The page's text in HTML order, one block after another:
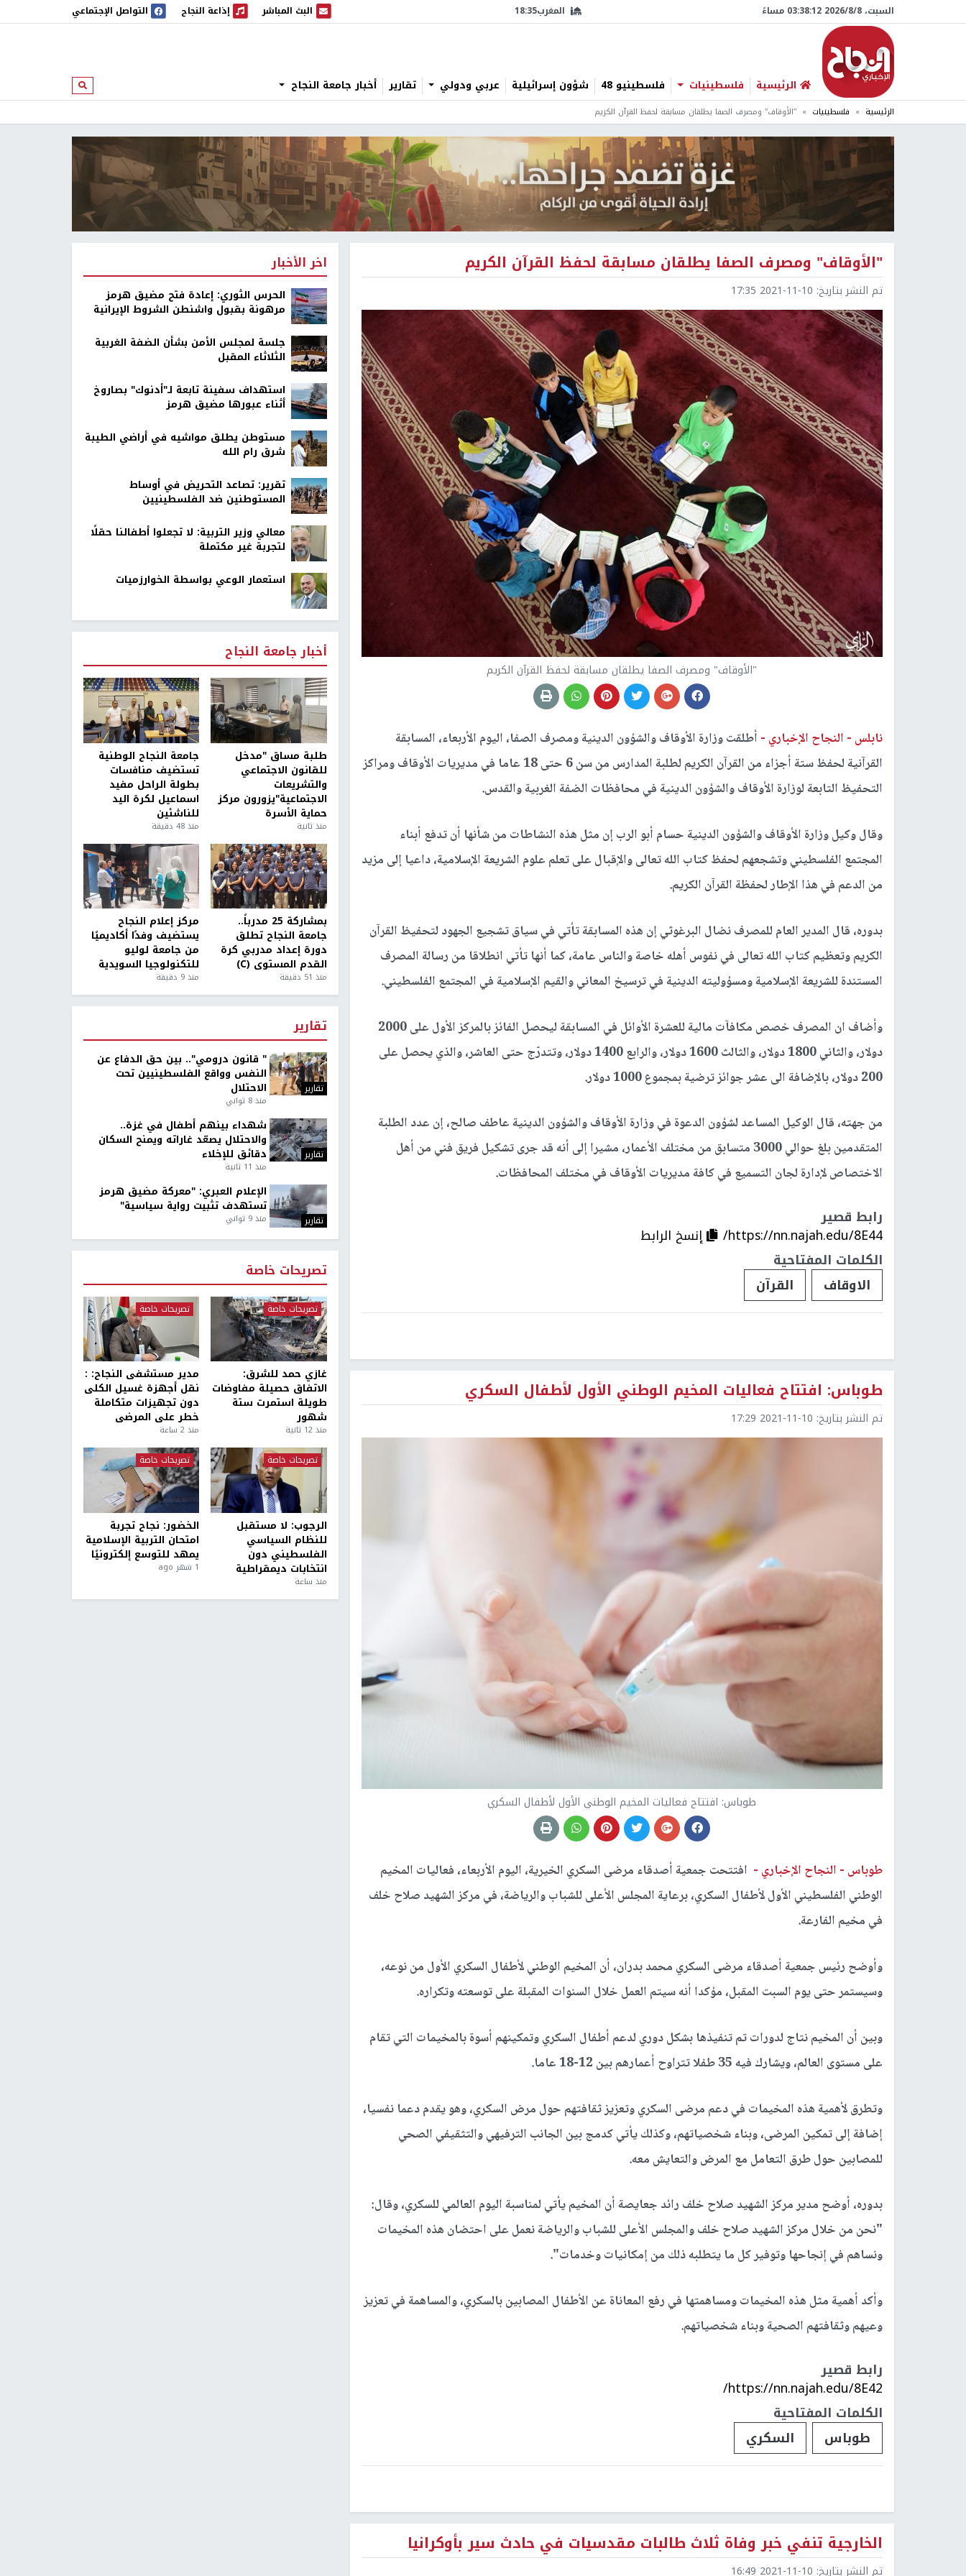
السبت، 8/‏8/‏2026 03:38:13 مساءً المغرب18:35 البث المباشر
البث المباشر إذاعة النجاح
إذاعة النجاح التواصل الإجتماعي
الرئيسية فلسطينيات فلسطينيو 48 شؤون إسرائيلية عربي ودولي تقارير أخبار جامعة النجاح ابحث
الرئيسية فلسطينيات "الأوقاف" ومصرف الصفا يطلقان مسابقة لحفظ القرآن الكريم
"الأوقاف" ومصرف الصفا يطلقان مسابقة لحفظ القرآن الكريم
تم النشر بتاريخ: 2021-11-10 17:35
"الأوقاف" ومصرف الصفا يطلقان مسابقة لحفظ القرآن الكريم
نابلس - النجاح الإخباري - أطلقت وزارة الأوقاف والشؤون الدينية ومصرف الصفا، اليوم الأربعاء، المسابقة
القرآنية لحفظ ستة أجزاء من القرآن الكريم لطلبة المدارس من سن 6 حتى 18 عاما في مديريات الأوقاف ومراكز
التحفيظ التابعة لوزارة الأوقاف والشؤون الدينية في محافظات الضفة الغربية والقدس.
وقال وكيل وزارة الأوقاف والشؤون الدينية حسام أبو الرب إن مثل هذه النشاطات من شأنها أن تدفع أبناء
المجتمع الفلسطيني وتشجعهم لحفظ كتاب الله تعالى والإقبال على تعلم علوم الشريعة الإسلامية، داعيا إلى مزيد
من الدعم في هذا الإطار لحفظة القرآن الكريم.
بدوره، قال المدير العام للمصرف نضال البرغوثي إن هذه المسابقة تأتي في سياق تشجيع الجهود لتحفيظ القرآن
الكريم وتعظيم كتاب الله تعالى في نفوس أهله خاصة والناس عامة، كما أنها تأتي انطلاقا من رسالة المصرف
المستندة للشريعة الإسلامية ومسؤوليته الدينية في ترسيخ المعاني والقيم الإسلامية في المجتمع الفلسطيني.
وأضاف ان المصرف خصص مكافآت مالية للعشرة الأوائل في المسابقة ليحصل الفائز بالمركز الأول على 2000
دولار، والثاني 1800 دولار، والثالث 1600 دولار، والرابع 1400 دولار، وتتدرّج حتى العاشر، والذي يحصل على
200 دولار، بالإضافة الى عشر جوائز ترضية بمجموع 1000 دولار.
من جهته، قال الوكيل المساعد لشؤون الدعوة في وزارة الأوقاف والشؤون الدينية عاطف صالح، إن عدد الطلبة
المتقدمين بلغ حوالي 3000 متسابق من مختلف الأعمار، مشيرا إلى أنه قد جرى تشكيل فريق فني من أهل
الاختصاص لإدارة لجان التسميع في كافة مديريات الأوقاف في مختلف المحافظات.
رابط قصير
https://nn.najah.edu/8E44/
إنسخ الرابط
الكلمات المفتاحية
الاوقاف
القرآن
طوباس: افتتاح فعاليات المخيم الوطني الأول لأطفال السكري
تم النشر بتاريخ: 2021-11-10 17:29
طوباس: افتتاح فعاليات المخيم الوطني الأول لأطفال السكري
طوباس - النجاح الإخباري - افتتحت جمعية أصدقاء مرضى السكري الخيرية، اليوم الأربعاء، فعاليات المخيم
الوطني الفلسطيني الأول لأطفال السكري، برعاية المجلس الأعلى للشباب والرياضة، في مركز الشهيد صلاح خلف
في مخيم الفارعة.
وأوضح رئيس جمعية أصدقاء مرضى السكري محمد بدران، أن المخيم الوطني لأطفال السكري الأول من نوعه،
وسيستمر حتى يوم السبت المقبل، مؤكدا أنه سيتم العمل خلال السنوات المقبلة على توسعته وتكراره.
وبين أن المخيم نتاج لدورات تم تنفيذها بشكل دوري لدعم أطفال السكري وتمكينهم أسوة بالمخيمات التي تقام
على مستوى العالم، ويشارك فيه 35 طفلا تتراوح أعمارهم بين 12-18 عاما.
وتطرق لأهمية هذه المخيمات في دعم مرضى السكري وتعزيز ثقافتهم حول مرض السكري، وهو يقدم دعما نفسيا،
إضافة إلى تمكين المرضى، وبناء شخصياتهم، وكذلك يأتي كدمج بين الجانب الترفيهي والتثقيفي الصحي
للمصابين حول طرق التعامل مع المرض والتعايش معه.
بدوره، أوضح مدير مركز الشهيد صلاح خلف رائد جعايصة أن المخيم يأتي لمناسبة اليوم العالمي للسكري، وقال:
"نحن من خلال مركز الشهيد صلاح خلف والمجلس الأعلى للشباب والرياضة نعمل على احتضان هذه المخيمات
ونساهم في إنجاحها وتوفير كل ما يتطلبه ذلك من إمكانيات وخدمات".
وأكد أهمية مثل هذه المخيمات ومساهمتها في رفع المعاناة عن الأطفال المصابين بالسكري، والمساهمة في تعزيز
وعيهم وثقافتهم الصحية وبناء شخصياتهم.
رابط قصير
https://nn.najah.edu/8E42/
الكلمات المفتاحية
طوباس
السكري
الخارجية تنفي خبر وفاة ثلاث طالبات مقدسيات في حادث سير بأوكرانيا
تم النشر بتاريخ: 2021-11-10 16:49
اخر الأخبار
الحرس الثوري: إعادة فتح مضيق هرمز
مرهونة بقبول واشنطن الشروط الإيرانية
جلسة لمجلس الأمن بشأن الضفة الغربية
الثلاثاء المقبل
استهداف سفينة تابعة لـ"أدنوك" بصاروخ
أثناء عبورها مضيق هرمز
مستوطن يطلق مواشيه في أراضي الطيبة
شرق رام الله
تقرير: تصاعد التحريض في أوساط
المستوطنين ضد الفلسطينيين
معالي وزير التربية: لا تجعلوا أطفالنا حقلًا
لتجربة غير مكتملة
استعمار الوعي بواسطة الخوارزميات
أخبار جامعة النجاح
طلبة مساق "مدخل
للقانون الاجتماعي
والتشريعات
الاجتماعية"يزورون مركز
حماية الأسرة
منذ ثانية
جامعة النجاح الوطنية
تستضيف منافسات
بطولة الراحل مفيد
اسماعيل لكرة اليد
للناشئين
منذ 48 دقيقة
بمشاركة 25 مدرباً..
جامعة النجاح تطلق
دورة إعداد مدربي كرة
القدم المستوى (C)
منذ 51 دقيقة
مركز إعلام النجاح
يستضيف وفدًا أكاديميًا
من جامعة لوليو
للتكنولوجيا السويدية
منذ 9 دقيقة
تقارير
تقارير
" قانون درومي".. بين حق الدفاع عن
النفس وواقع الفلسطينيين تحت
الاحتلال
منذ 8 ثواني
تقارير
شهداء بينهم أطفال في غزة..
والاحتلال يصعّد غاراته ويمنح السكان
دقائق للإخلاء
منذ 11 ثانية
تقارير
الإعلام العبري: "معركة مضيق هرمز
تستهدف تثبيت رواية سياسية"
منذ 9 ثواني
تصريحات خاصة
تصريحات خاصة
غازي حمد للشرق:
الاتفاق حصيلة مفاوضات
طويلة استمرت ستة
شهور
منذ 12 ثانية
تصريحات خاصة
مدير مستشفى النجاح: :
نقل أجهزة غسيل الكلى
دون تجهيزات متكاملة
خطر على المرضى
منذ 2 ساعة
تصريحات خاصة
الرجوب: لا مستقبل
للنظام السياسي
الفلسطيني دون
انتخابات ديمقراطية
منذ ساعة
تصريحات خاصة
الخضور: نجاح تجربة
امتحان التربية الإسلامية
يمهد للتوسع إلكترونيًا
1 شهر ago